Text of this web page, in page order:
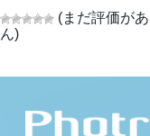
(まだ評価が
ん)